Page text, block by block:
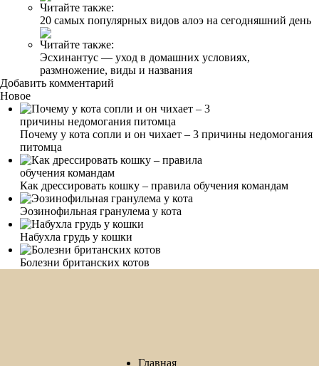
Читайте также:
20 самых популярных видов алоэ на сегодняшний день
Читайте также:
Эсхинантус — уход в домашних условиях,
размножение, виды и названия
Добавить комментарий
Новое
Почему у кота сопли и он чихает – 3 причины недомогания
питомца
Как дрессировать кошку – правила обучения командам
Эозинофильная гранулема у кота
Набухла грудь у кошки
Болезни британских котов
Главная